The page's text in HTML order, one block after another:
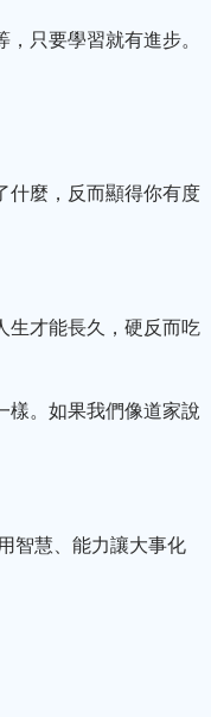
只要學習就有進步。
什麼，反而顯得你有度
生才能長久，硬反而吃
樣。如果我們像道家說
智慧、能力讓大事化